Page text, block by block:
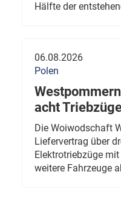
Hälfte der
06.08.2026
Polen
acht
Die Woiwodschaft
Liefervertrag über
Elektrotriebzüge
weitere Fahrzeuge